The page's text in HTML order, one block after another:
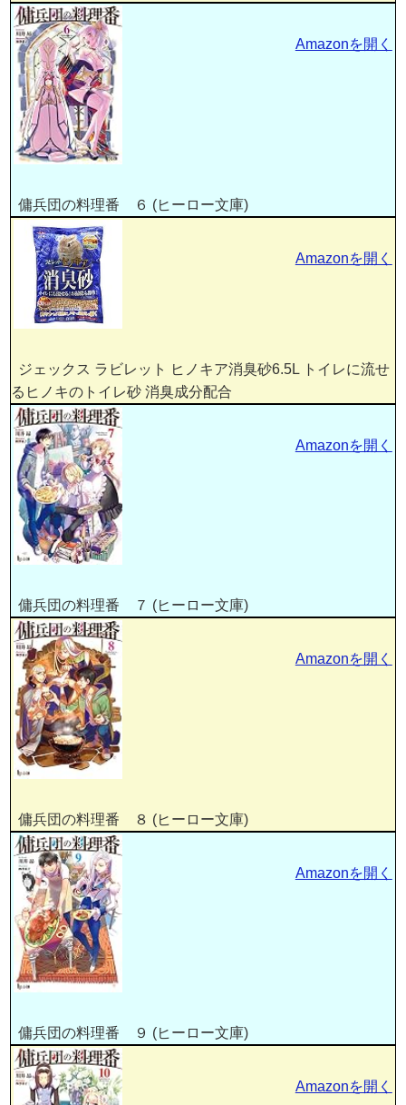
傭兵団の料理番 ６ (ヒーロー文庫)
Amazonを開く
ジェックス ラビレット ヒノキア消臭砂6.5L トイレに流せ
るヒノキのトイレ砂 消臭成分配合
Amazonを開く
傭兵団の料理番 ７ (ヒーロー文庫)
Amazonを開く
傭兵団の料理番 ８ (ヒーロー文庫)
Amazonを開く
傭兵団の料理番 ９ (ヒーロー文庫)
Amazonを開く
Amazonを開く